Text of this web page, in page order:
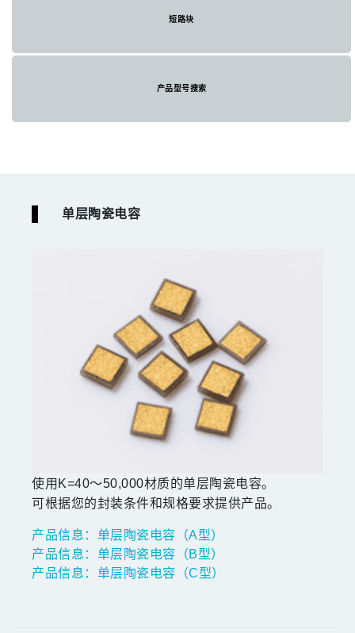
短路块
产品型号搜索
单层陶瓷电容
使用K=40～50,000材质的单层陶瓷电容。
可根据您的封装条件和规格要求提供产品。
产品信息：单层陶瓷电容（A型）
产品信息：单层陶瓷电容（B型）
产品信息：单层陶瓷电容（C型）